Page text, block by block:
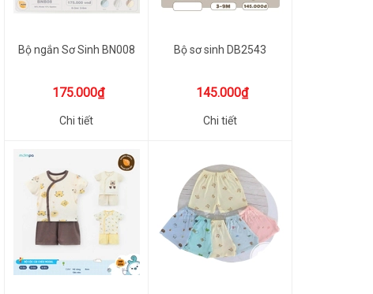
Bộ ngắn Sơ Sinh BN008
175.000₫
Chi tiết
Bộ sơ sinh DB2543
145.000₫
Chi tiết